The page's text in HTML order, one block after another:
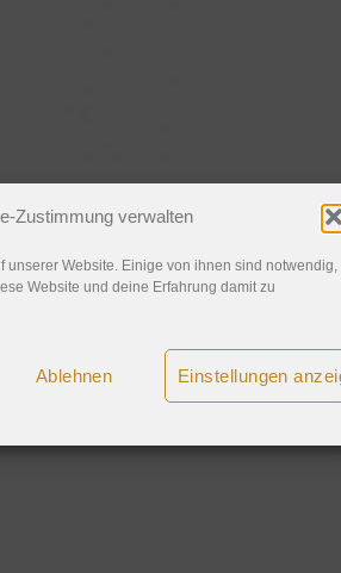
Zustimmung verwalten
unserer Website. Einige von ihnen sind notwendig,
Website und deine Erfahrung damit zu
Ablehnen Einstellungen